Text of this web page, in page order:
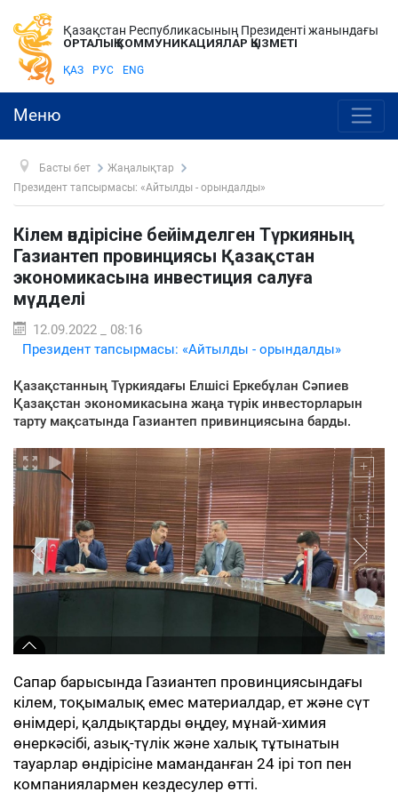
Қазақстан Республикасының Президенті жанындағы
ОРТАЛЫҚ КОММУНИКАЦИЯЛАР ҚЫЗМЕТІ
ҚАЗ РУС ENG
Меню
Басты бет
Жаңалықтар
Президент тапсырмасы: «Айтылды - орындалды»
Кілем өндірісіне бейімделген Түркияның
Газиантеп провинциясы Қазақстан
экономикасына инвестиция салуға
мүдделі
12.09.2022 _ 08:16
Президент тапсырмасы: «Айтылды - орындалды»
Қазақстанның Түркиядағы Елшісі Еркебұлан Сәпиев
Қазақстан экономикасына жаңа түрік инвесторларын
тарту мақсатында Газиантеп привинциясына барды.
Сапар барысында Газиантеп провинциясындағы
кілем, тоқымалық емес материалдар, ет және сүт
өнімдері, қалдықтарды өңдеу, мұнай-химия
өнеркәсібі, азық-түлік және халық тұтынатын
тауарлар өндірісіне маманданған 24 ірі топ пен
компаниялармен кездесулер өтті.